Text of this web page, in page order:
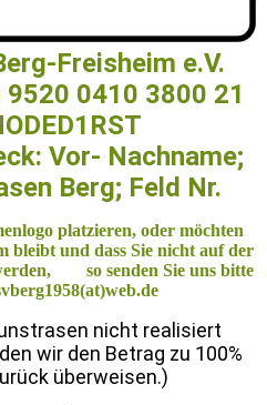
Freisheim e.V.
9520 0410 3800 21
Vor- Nachname;
Berg; Feld Nr.
platzieren, oder möchten
bleibt und dass Sie nicht auf der
so senden Sie uns bitte
nicht realisiert
wir den Betrag zu 100%
überweisen.)